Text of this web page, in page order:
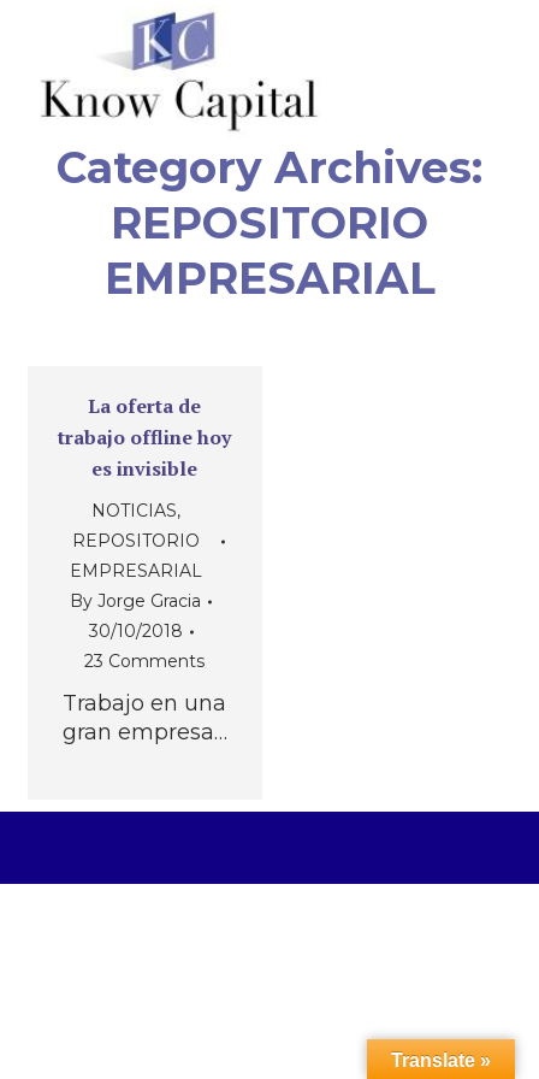
Category Archives:
REPOSITORIO
EMPRESARIAL
La oferta de
trabajo offline hoy
es invisible
NOTICIAS,
REPOSITORIO
EMPRESARIAL
By Jorge Gracia
30/10/2018
23 Comments
Trabajo en una
gran empresa…
Translate »